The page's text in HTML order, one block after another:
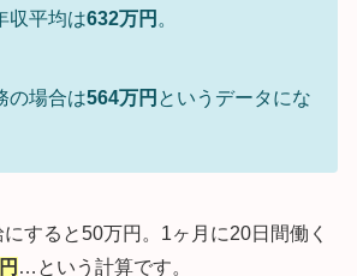
収平均は632万円 。
の場合は564万円 というデータにな
すると50万円。1ヶ月に20日間働く
…という計算です。